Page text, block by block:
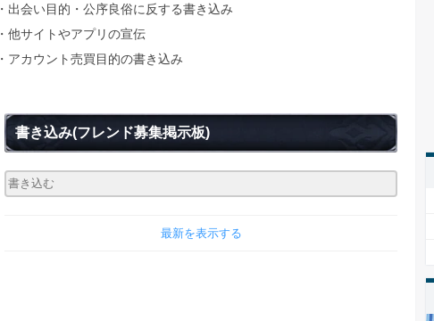
・出会い目的・公序良俗に反する書き込み
・他サイトやアプリの宣伝
・アカウント売買目的の書き込み
書き込み(フレンド募集掲示板)
最新を表示する